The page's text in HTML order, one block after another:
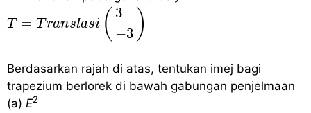
T = T ranslasi ( 3
−3 )
ra n la si ( 3 −3)
Berdasarkan rajah di atas, tentukan imej bagi
trapezium berlorek di bawah gabungan penjelmaan
(a) E2